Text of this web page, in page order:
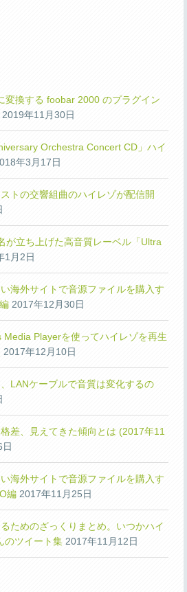
変換する foobar 2000 のプラグイン
2019年11月30日
Orchestra Concert CD」ハイ
年3月17日
トの交響組曲のハイレゾが配信開
が立ち上げた高音質レーベル「Ultra
1月2日
海外サイトで音源ファイルを購入す
2017年12月30日
Media Playerを使ってハイレゾを再生
2017年12月10日
LANケーブルで音質は変化するの
差、見えてきた傾向とは (2017年11
海外サイトで音源ファイルを購入す
編 2017年11月25日
ためのざっくりまとめ。いつかハイ
のツイート集 2017年11月12日